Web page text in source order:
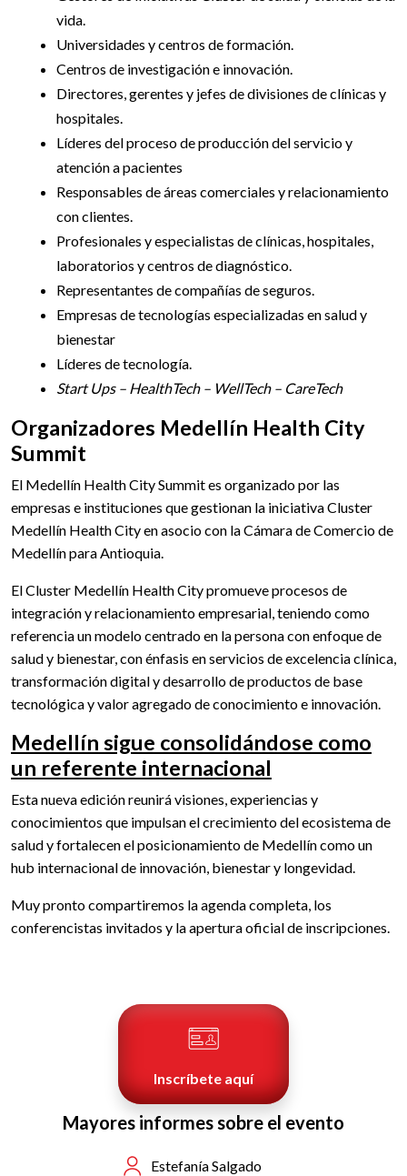
vida.
Universidades y centros de formación.
Centros de investigación e innovación.
Directores, gerentes y jefes de divisiones de clínicas y
hospitales.
Líderes del proceso de producción del servicio y
atención a pacientes
Responsables de áreas comerciales y relacionamiento
con clientes.
Profesionales y especialistas de clínicas, hospitales,
laboratorios y centros de diagnóstico.
Representantes de compañías de seguros.
Empresas de tecnologías especializadas en salud y
bienestar
Líderes de tecnología.
Start Ups – HealthTech – WellTech – CareTech
Organizadores Medellín Health City
Summit
El Medellín Health City Summit es organizado por las
empresas e instituciones que gestionan la iniciativa Cluster
Medellín Health City en asocio con la Cámara de Comercio de
Medellín para Antioquia.
El Cluster Medellín Health City promueve procesos de
integración y relacionamiento empresarial, teniendo como
referencia un modelo centrado en la persona con enfoque de
salud y bienestar, con énfasis en servicios de excelencia clínica,
transformación digital y desarrollo de productos de base
tecnológica y valor agregado de conocimiento e innovación.
Medellín sigue consolidándose como
un referente internacional
Esta nueva edición reunirá visiones, experiencias y
conocimientos que impulsan el crecimiento del ecosistema de
salud y fortalecen el posicionamiento de Medellín como un
hub internacional de innovación, bienestar y longevidad.
Muy pronto compartiremos la agenda completa, los
conferencistas invitados y la apertura oficial de inscripciones.
Inscríbete aquí
Mayores informes sobre el evento
Estefanía Salgado